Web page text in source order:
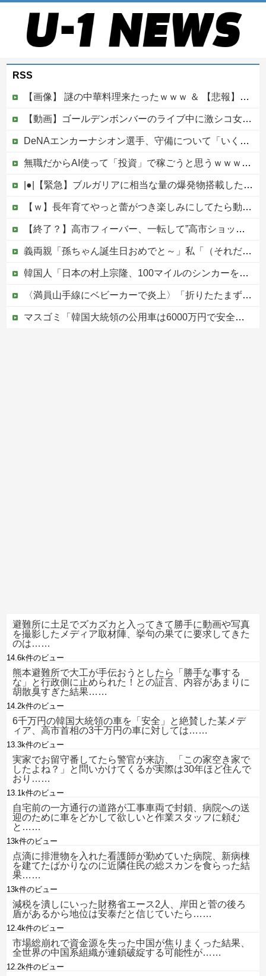
RSS
【画像】 謎の中華料理来たったｗｗｗ ＆ 【悲報】近所の謎の台湾料理屋、遂に値上げ
【動画】ゴールデンボンバーのライブ中に激シコ女さんが乱入してしまうｗｗｗｗｗ
DeNAエンカーナシオン選手、守備について「いくら得点しても、エラーを重ねれば逆転されてしまう。そういう意味から自分にとっては、打撃よりも守備の方が大事」
無職だからAI使って「投資」で稼ごうと思うｗｗｗｗｗ他
|●|【緊急】ブルガリアに相当な量の爆発物搭載したドローンが侵入！ルーマニア国境付近で爆発「おいウクライナ軍がよく使う機種だぞ」
【ｗ】長年育てやっと蕾がつき楽しみにしてたら動物の死肉に擬態（外観・腐肉臭）する花が！
【終了？】高市フィーバー、一転して”高市ショック”へ…支持率も市場も急降下ｗｗｗｗｗｗｗｗ
義両親「孫ちゃん誕生日おめでと～」私「（それだけ…？）」頻繁に会って孫も見せてるのにプレゼントも欲しいもの調査も一切なし！海外旅行行きまくるお金はあるのになぜ・・？
韓国人「日本の村上宗隆、100マイルのシンカーを逆方向に・・・2戦連発の26号ソロホームラン」→「羨ましすぎる 韓国はこんな打者がいなのか」「ア...
〈満員山手線にベビーカーで炎上〉「折りたたまず乗車できる」はずなのに…JR東日本が示した見解
マスゴミ「韓国大統領の公用車は6000万円で安全装備！」「高市の公用車は3000万円で贅沢！」
避難所に土足でズカズカと入ってきて勝手に動画や写真
を撮影したメディア取材陣、挙句の果てに要求してきた
のは……
14.6k件のビュー
熊本避難所で大工が手伝おうとしたら「勝手な事する
な」と行政側に止められた！との証言、内容があまりに
胡散臭すぎた結果……
14.2k件のビュー
6千万円の韓国大統領の車を「安全」と絶賛した某メデ
ィア、高市首相の3千万円の車に対しては……
13.3k件のビュー
実家でお留守番してたら警官が来訪、「この家空き家で
したよね？」と問いかけてくるが実際は30年ほど住んで
おり……
13.1k件のビュー
自宅前の一方通行の道路が工事車両で封鎖、病院への送
迎のために車をどかして欲しいと作業スタッフに頼む
と……
13k件のビュー
点滴に排泄物を入れた看護師が勤めていた病院、新病棟
を建てたばかりなのに近隣住民の総スカンを食らった結
果……
13k件のビュー
減税を潰しにいった財務省エース2人、岸田と菅の後ろ
盾があるから地位は安泰だと信じていたら……
12.4k件のビュー
市場総崩れで資金源を失った中国が焦りまくった結果、
全世界の中国系組織が連鎖破綻する可能性が……
12.2k件のビュー